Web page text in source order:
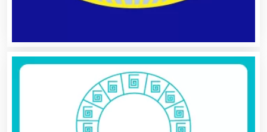
Banquetes
Basculas